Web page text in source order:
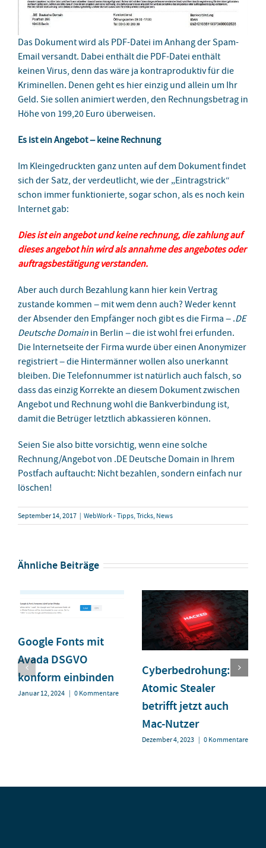
Das Dokument wird als PDF-Datei im Anhang der Spam-
Email versandt. Dabei enthält die PDF-Datei enthält
keinen Virus, denn das wäre ja kontraproduktiv für die
Kriminellen. Denen geht es hier einzig und allein um Ihr
Geld. Sie sollen animiert werden, den Rechnungsbetrag in
Höhe von 199,20 Euro überweisen.
Es ist ein Angebot – keine Rechnung
Im Kleingedruckten ganz unten auf dem Dokument findet
sich der Satz, der verdeutlicht, wie der „Eintragstrick“
schon immer funktionierte, sogar schon, als es noch kein
Internet gab:
Dies ist ein angebot und keine rechnung, die zahlung auf
dieses angebot hin wird als annahme des angebotes oder
auftragsbestätigung verstanden.
Aber auch durch Bezahlung kann hier kein Vertrag
zustande kommen – mit wem denn auch? Weder kennt
der Absender den Empfänger noch gibt es die Firma – .DE
Deutsche Domain in Berlin – die ist wohl frei erfunden.
Die Internetseite der Firma wurde über einen Anonymizer
registriert – die Hintermänner wollen also unerkannt
bleiben. Die Telefonnummer ist natürlich auch falsch, so
dass das einzig Korrekte an diesem Dokument zwischen
Angebot und Rechnung wohl die Bankverbindung ist,
damit die Betrüger letztlich abkassieren können.
Seien Sie also bitte vorsichtig, wenn eine solche
Rechnung/Angebot von .DE Deutsche Domain in Ihrem
Postfach auftaucht: Nicht bezahlen, sondern einfach nur
löschen!
September 14, 2017 | WebWork - Tipps, Tricks, News
Ähnliche Beiträge
Google Fonts mit
Avada DSGVO
konform einbinden
Januar 12, 2024 | 0 Kommentare
Cyberbedrohung:
Atomic Stealer
betrifft jetzt auch
Mac-Nutzer
Dezember 4, 2023 | 0 Kommentare